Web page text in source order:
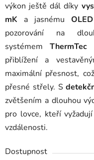
výkon ještě dál díky
mK a jasnému
pozorování na
systémem ThermTec
přiblížení a
maximální přesnost,
přesné střely. S
zvětšením a dlouhou
pro lovce, kteří
vzdálenosti.
Dostupnost